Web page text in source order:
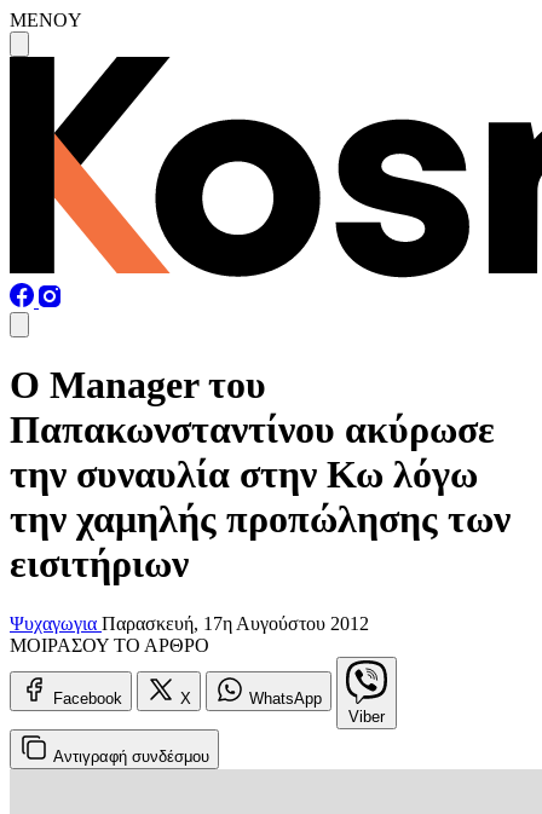
MENOY
O Manager του
Παπακωνσταντίνου ακύρωσε
την συναυλία στην Κω λόγω
την χαμηλής προπώλησης των
εισιτήριων
Ψυχαγωγια Παρασκευή, 17η Αυγούστου 2012
ΜΟΙΡΑΣΟΥ ΤΟ ΑΡΘΡΟ
Facebook X
WhatsApp
Viber
Αντιγραφή συνδέσμου